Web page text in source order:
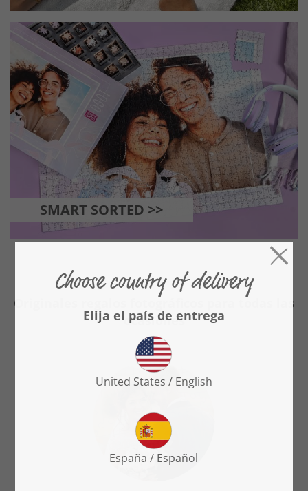
SMART SORTED >>
Originales regalos fotográficos para todas las
ocasiones